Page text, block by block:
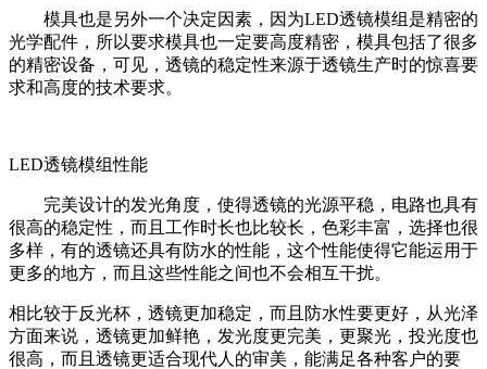
模具也是另外一个决定因素，因为LED透镜模组是精密的
光学配件，所以要求模具也一定要高度精密，模具包括了很多
的精密设备，可见，透镜的稳定性来源于透镜生产时的惊喜要
求和高度的技术要求。
LED透镜模组性能
完美设计的发光角度，使得透镜的光源平稳，电路也具有
很高的稳定性，而且工作时长也比较长，色彩丰富，选择也很
多样，有的透镜还具有防水的性能，这个性能使得它能运用于
更多的地方，而且这些性能之间也不会相互干扰。
相比较于反光杯，透镜更加稳定，而且防水性要更好，从光泽
方面来说，透镜更加鲜艳，发光度更完美，更聚光，投光度也
很高，而且透镜更适合现代人的审美，能满足各种客户的要